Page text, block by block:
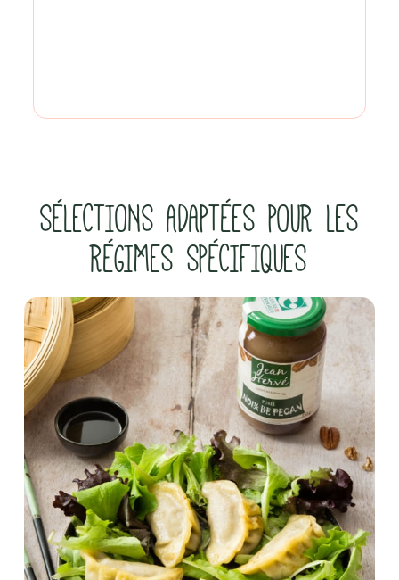
SÉLECTIONS ADAPTÉES POUR LES
RÉGIMES SPÉCIFIQUES